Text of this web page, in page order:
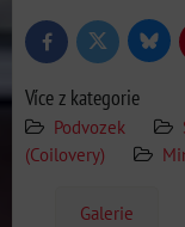
FacebookTwitter
Více z kategorie
Podvozek
(Coilovery)
Galerie